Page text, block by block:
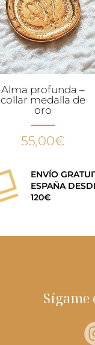
Alma profunda –
collar medalla de
oro
55,00€
ENVÍO
ESPAÑA
120€
Sígame